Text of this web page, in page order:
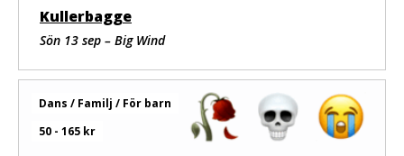
Kullerbagge
Sön 13 sep – Big Wind
Dans / Familj / För barn
50 - 165 kr